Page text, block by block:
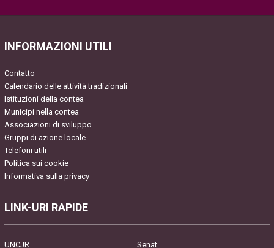
empty.
INFORMAZIONI UTILI
Contatto
Calendario delle attività tradizionali
Istituzioni della contea
Municipi nella contea
Associazioni di sviluppo
Gruppi di azione locale
Telefoni utili
Politica sui cookie
Informativa sulla privacy
LINK-URI RAPIDE
UNCJR Senat